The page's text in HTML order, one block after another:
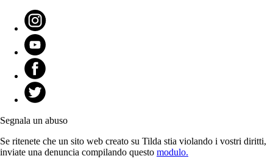
Segnala un abuso
Se ritenete che un sito web creato su Tilda stia violando i vostri diritti,
inviate una denuncia compilando questo modulo.